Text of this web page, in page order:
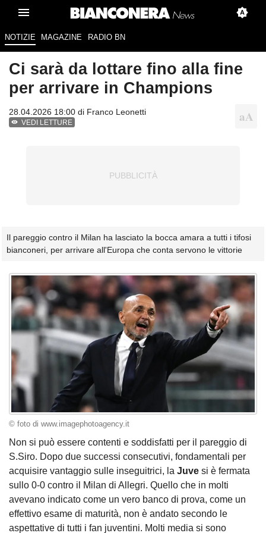
NOTIZIE MAGAZINE RADIO BN
Ci sarà da lottare fino alla fine
per arrivare in Champions
28.04.2026 18:00 di Franco Leonetti
VEDI LETTURE
Il pareggio contro il Milan ha lasciato la bocca amara a tutti i tifosi
bianconeri, per arrivare all'Europa che conta servono le vittorie
© foto di www.imagephotoagency.it
Non si può essere contenti e soddisfatti per il pareggio di
S.Siro. Dopo due successi consecutivi, fondamentali per
acquisire vantaggio sulle inseguitrici, la Juve si è fermata
sullo 0-0 contro il Milan di Allegri. Quello che in molti
avevano indicato come un vero banco di prova, come un
effettivo esame di maturità, non è andato secondo le
aspettative di tutti i fan juventini. Molti media si sono